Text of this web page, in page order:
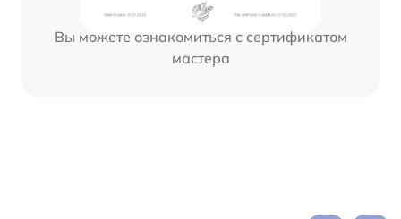
Вы можете ознакомиться с сертификатом
мастера